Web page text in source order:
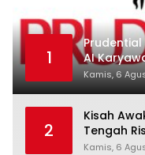
1
AI
Kamis, 6
2
Kisah
Tengah
Kamis, 6